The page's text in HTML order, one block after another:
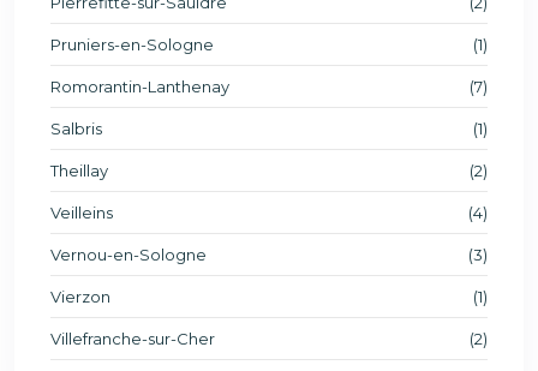
Pruniers-en-Sologne (1)
Romorantin-Lanthenay (7)
Salbris (1)
Theillay (2)
Veilleins (4)
Vernou-en-Sologne (3)
Vierzon (1)
Villefranche-sur-Cher (2)